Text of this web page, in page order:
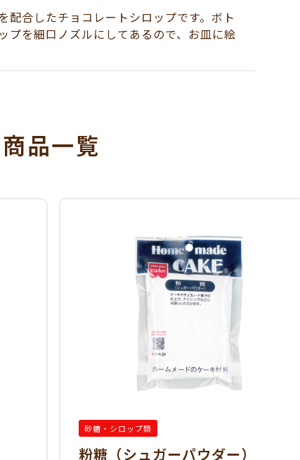
配合したチョコレートシロップです。ボト
プを細口ノズルにしてあるので、お皿に絵
品一覧
砂糖・シロップ類
粉糖（シュガーパウダー）